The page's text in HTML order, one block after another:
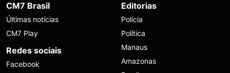
CM7 Brasil
Últimas notícias
CM7 Play
Redes sociais
Facebook
Editorias
Polícia
Política
Manaus
Amazonas